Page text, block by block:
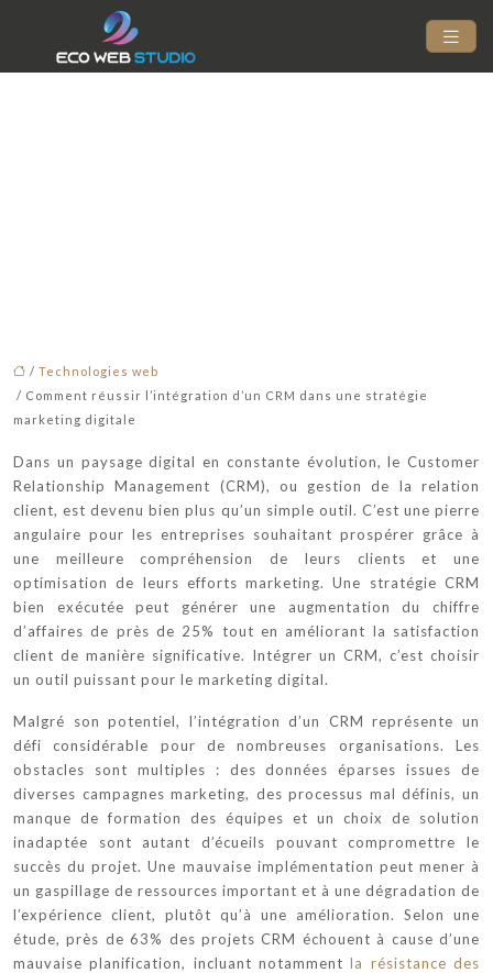
/ Technologies web
/ Comment réussir l’intégration d’un CRM dans une stratégie
marketing digitale
Dans un paysage digital en constante évolution, le Customer
Relationship Management (CRM), ou gestion de la relation
client, est devenu bien plus qu’un simple outil. C’est une pierre
angulaire pour les entreprises souhaitant prospérer grâce à
une meilleure compréhension de leurs clients et une
optimisation de leurs efforts marketing. Une stratégie CRM
bien exécutée peut générer une augmentation du chiffre
d’affaires de près de 25% tout en améliorant la satisfaction
client de manière significative. Intégrer un CRM, c’est choisir
un outil puissant pour le marketing digital.
Malgré son potentiel, l’intégration d’un CRM représente un
défi considérable pour de nombreuses organisations. Les
obstacles sont multiples : des données éparses issues de
diverses campagnes marketing, des processus mal définis, un
manque de formation des équipes et un choix de solution
inadaptée sont autant d’écueils pouvant compromettre le
succès du projet. Une mauvaise implémentation peut mener à
un gaspillage de ressources important et à une dégradation de
l’expérience client, plutôt qu’à une amélioration. Selon une
étude, près de 63% des projets CRM échouent à cause d’une
mauvaise planification, incluant notammentla résistance des